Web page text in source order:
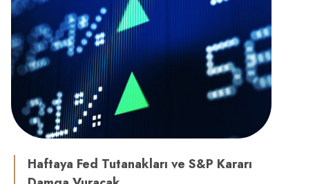
Haftaya Fed Tutanakları ve S&P Kararı